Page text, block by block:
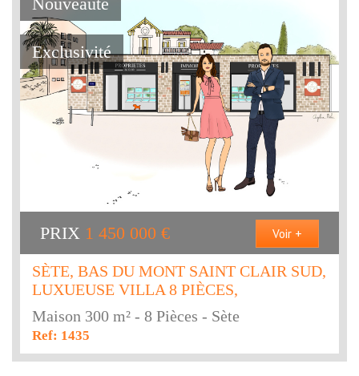
Exclusivité
PRIX 1 450 000 € Voir +
SÈTE, BAS DU MONT SAINT CLAIR SUD,
LUXUEUSE VILLA 8 PIÈCES,
Maison 300 m² - 8 Pièces - Sète
Ref: 1435